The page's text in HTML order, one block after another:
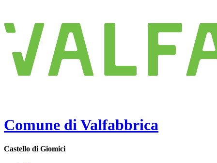
Comune di Valfabbrica
Castello di Giomici